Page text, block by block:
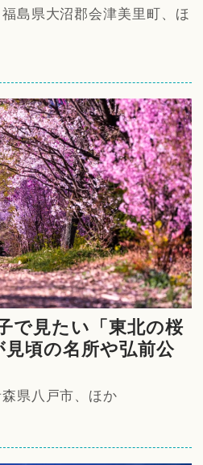
島県大沼郡会津美里町、ほ
で見たい「東北の桜
頃の名所や弘前公
県八戸市、ほか